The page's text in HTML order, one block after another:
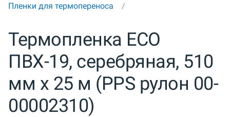
Пленки для термопереноса
Термопленка ECO
ПВХ-19, серебряная, 510
мм x 25 м (PPS рулон 00-
00002310)